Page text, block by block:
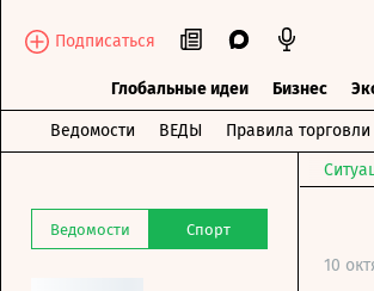
Подписаться
Глобальные идеи Бизнес
Ведомости ВЕДЫ Правила торговли
Ведомости Спорт
10